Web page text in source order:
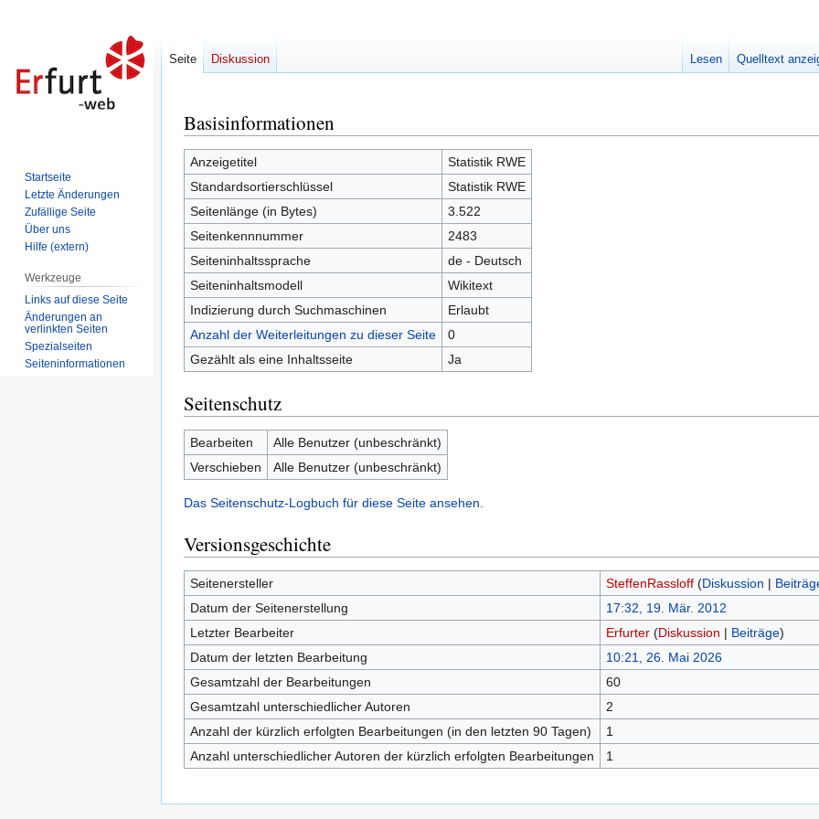
Zur
Navigation
springen
Zur
Suche
springen
Basisinformationen
Anzeigetitel
Statistik RWE
Standardsortierschlüssel
Statistik RWE
Seitenlänge (in Bytes)
3.522
Seitenkennnummer
2483
Seiteninhaltssprache
de - Deutsch
Seiteninhaltsmodell
Wikitext
Indizierung durch Suchmaschinen
Erlaubt
Anzahl der Weiterleitungen zu dieser Seite
0
Gezählt als eine Inhaltsseite
Ja
Seitenschutz
Bearbeiten
Alle Benutzer (unbeschränkt)
Verschieben
Alle Benutzer (unbeschränkt)
Das Seitenschutz-Logbuch für diese Seite ansehen.
Versionsgeschichte
Seitenersteller SteffenRassloff (Diskussion |
Datum der Seitenerstellung
17:32, 19. Mär. 2012
Letzter Bearbeiter
Erfurter (Diskussion | Beiträge)
Datum der letzten Bearbeitung
10:21, 26. Mai 2026
Gesamtzahl der Bearbeitungen
60
Gesamtzahl unterschiedlicher Autoren
2
Anzahl der kürzlich erfolgten Bearbeitungen (in den letzten 90 Tagen)
1
Anzahl unterschiedlicher Autoren der kürzlich erfolgten Bearbeitungen
1
Seite Diskussion Lesen Quelltext
Startseite
Letzte Änderungen
Zufällige Seite
Über uns
Hilfe (extern)
Werkzeuge
Links auf diese Seite
Änderungen an
verlinkten Seiten
Spezialseiten
Seiten­informationen